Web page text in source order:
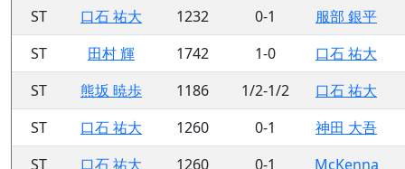
ST 口石 祐大 1232 0-1
服部 銀平
ST
田村 輝 1742 1-0
口石 祐大
ST
熊坂 暁歩 1186 1/2-1/2
口石 祐大
ST
口石 祐大 1260 0-1
神田 大吾
ST
口石 祐大 1260 0-1
McKenna